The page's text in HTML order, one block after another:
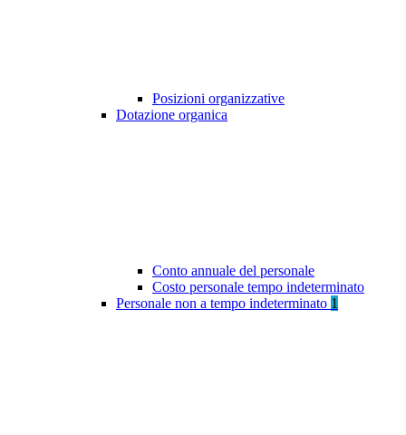
Posizioni organizzative
Dotazione organica
Conto annuale del personale
Costo personale tempo indeterminato
Personale non a tempo indeterminato 1